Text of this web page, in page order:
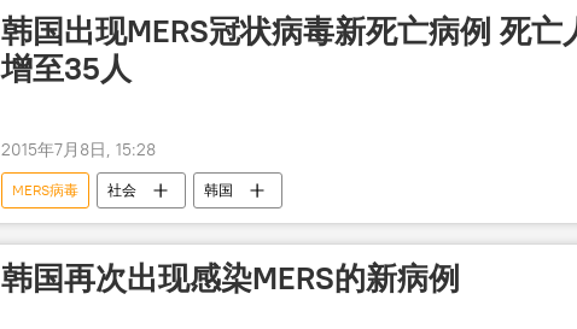
韩国出现MERS冠状病毒新死亡病例 死亡
增至35人
2015年7月8日, 15:28
MERS病毒 社会 韩国
韩国再次出现感染MERS的新病例